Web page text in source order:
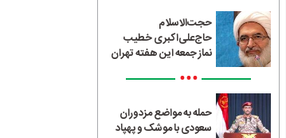
حجت‌الاسلام
حاج‌علی‌اکبری خطیب
نماز جمعه این هفته تهران
•••
حمله به مواضع مزدوران
سعودی با موشک و پهپاد